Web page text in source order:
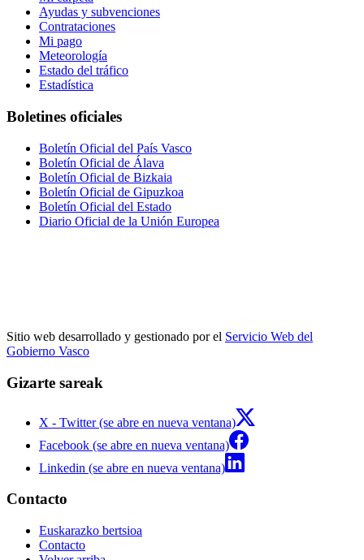
Ayudas y subvenciones
Contrataciones
Mi pago
Meteorología
Estado del tráfico
Estadística
Boletines oficiales
Boletín Oficial del País Vasco
Boletín Oficial de Álava
Boletín Oficial de Bizkaia
Boletín Oficial de Gipuzkoa
Boletín Oficial del Estado
Diario Oficial de la Unión Europea
Sitio web desarrollado y gestionado por el Servicio Web del
Gobierno Vasco
Gizarte sareak
X - Twitter (se abre en nueva ventana)
Facebook (se abre en nueva ventana)
Linkedin (se abre en nueva ventana)
Contacto
Euskarazko bertsioa
Contacto